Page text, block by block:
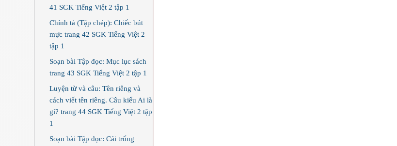
41 SGK Tiếng Việt 2 tập 1
Chính tả (Tập chép): Chiếc bút
mực trang 42 SGK Tiếng Việt 2
tập 1
Soạn bài Tập đọc: Mục lục sách
trang 43 SGK Tiếng Việt 2 tập 1
Luyện từ và câu: Tên riêng và
cách viết tên riêng. Câu kiểu Ai là
gì? trang 44 SGK Tiếng Việt 2 tập
1
Soạn bài Tập đọc: Cái trống